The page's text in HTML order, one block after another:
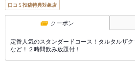
口コミ投稿特典対象店
クーポン
定番人気のスタンダードコース！タルタルザ
など！２時間飲み放題付！